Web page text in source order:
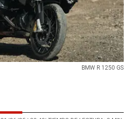
BMW R 1250 GS